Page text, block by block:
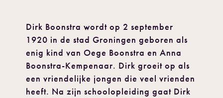
Dirk Boonstra wordt op 2 september
1920 in de stad Groningen geboren als
enig kind van Oege Boonstra en Anna
Boonstra-Kempenaar. Dirk groeit op als
een vriendelijke jongen die veel vrienden
heeft. Na zijn schoolopleiding gaat Dirk